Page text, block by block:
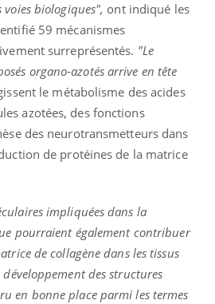
biologiques", ont indiqué les
59 mécanismes
surreprésentés. "Le
organo-azotés arrive en tête
le métabolisme des acides
azotées, des fonctions
des neurotransmetteurs dans
de protéines de la matrice
impliquées dans la
pourraient également contribuer
de collagène dans les tissus
des structures
en bonne place parmi les termes